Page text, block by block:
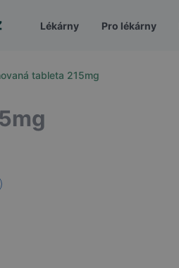
Lékárny Pro lékárny
tableta 215mg